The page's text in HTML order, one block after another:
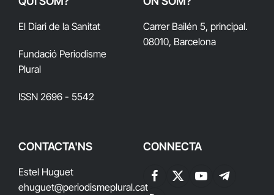
El Diari de la Sanitat
Fundació Periodisme
Plural
ISSN 2696 - 5542
Carrer Bailén 5, principal.
08010, Barcelona
CONTACTA'NS
Estel Huguet
ehuguet@periodismeplural.cat
CONNECTA
Facebook
X
YouTubeTelegram